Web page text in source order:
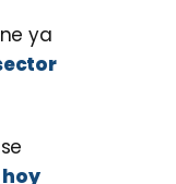
ya
hoy